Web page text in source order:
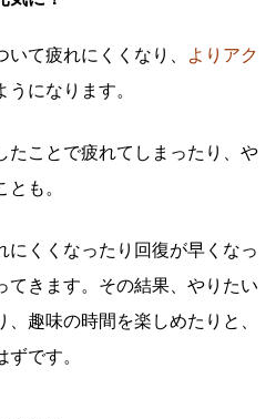
て疲れにくくなり、
よりアク
になります。
たことで疲れてしまったり、や
も。
にくくなったり回復が早くなっ
てきます。その結果、やりたい
趣味の時間を楽しめたりと、
です。